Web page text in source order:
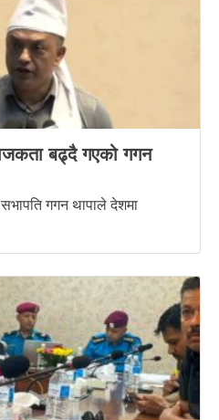
बढ्दै गएको गगन
गगन थापाले देशमा